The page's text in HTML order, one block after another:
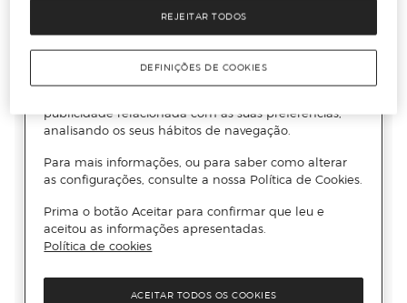
REJEITAR TODOS
DEFINIÇÕES DE COOKIES